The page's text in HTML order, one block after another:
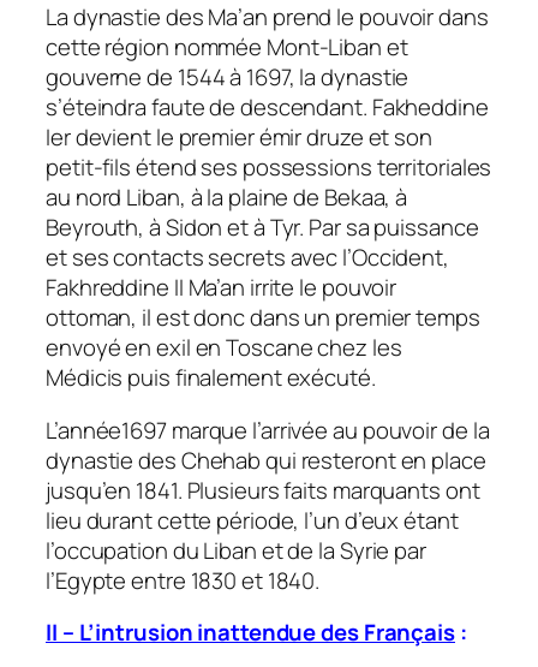
La dynastie des Ma’an prend le pouvoir dans
cette région nommée Mont-Liban et
gouverne de 1544 à 1697, la dynastie
s’éteindra faute de descendant. Fakheddine
Ier devient le premier émir druze et son
petit-fils étend ses possessions territoriales
au nord Liban, à la plaine de Bekaa, à
Beyrouth, à Sidon et à Tyr. Par sa puissance
et ses contacts secrets avec l’Occident,
Fakhreddine II Ma’an irrite le pouvoir
ottoman, il est donc dans un premier temps
envoyé en exil en Toscane chez les
Médicis puis finalement exécuté.
L’année1697 marque l’arrivée au pouvoir de la
dynastie des Chehab qui resteront en place
jusqu’en 1841. Plusieurs faits marquants ont
lieu durant cette période, l’un d’eux étant
l’occupation du Liban et de la Syrie par
l’Egypte entre 1830 et 1840.
II – L’intrusion inattendue des Français :